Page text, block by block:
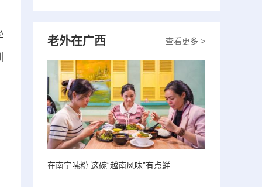
查看更多 >
老外在广西
在南宁嗦粉 这碗“越南风味”有点鲜